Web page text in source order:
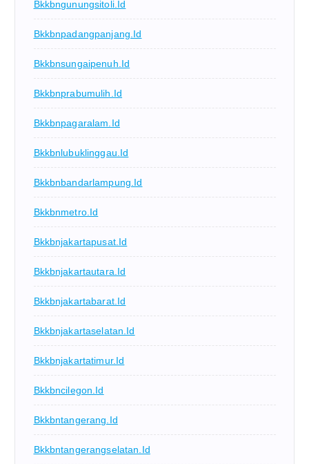
Bkkbngunungsitoli.id
Bkkbnpadangpanjang.id
Bkkbnsungaipenuh.id
Bkkbnprabumulih.id
Bkkbnpagaralam.id
Bkkbnlubuklinggau.id
Bkkbnbandarlampung.id
Bkkbnmetro.id
Bkkbnjakartapusat.id
Bkkbnjakartautara.id
Bkkbnjakartabarat.id
Bkkbnjakartaselatan.id
Bkkbnjakartatimur.id
Bkkbncilegon.id
Bkkbntangerang.id
Bkkbntangerangselatan.id